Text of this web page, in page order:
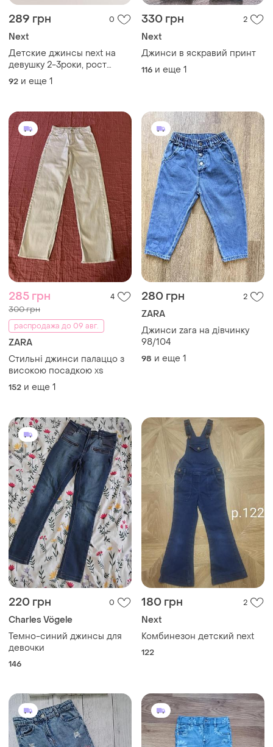
289 грн 0
Next
Детские джинсы next на
девушку 2-3роки, рост
98см голубые
92 и еще 1
330 грн 2
Next
Джинси в яскравий принт
116 и еще 1
285 грн 4
300 грн
распродажа до 09 авг.
ZARA
Стильні джинси палаццо з
високою посадкою xs
152 и еще 1
280 грн 2
ZARA
Джинси zara на дівчинку
98/104
98 и еще 1
220 грн 0
Charles Vögele
Темно-синий джинсы для
девочки
146
180 грн 2
Next
Комбинезон детский next
122